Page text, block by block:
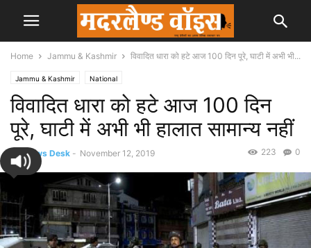
Home Jammu & Kashmir विवादित धारा को हटे आज 100 दिन पूरे, घाटी में अभी भी...
Jammu & Kashmir National
विवादित धारा को हटे आज 100 दिन
पूरे, घाटी में अभी भी हालात सामान्य नहीं
By News Desk - November 12, 2019 0
223